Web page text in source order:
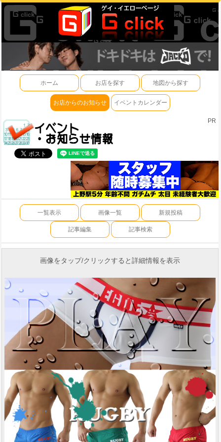
ホーム お店を探す 地図から探す
お店からのお知らせ イベントカレンダー
PR
一覧表示 画像一覧 新規投稿
記事編集 記事検索
画像をタップ/クリックすると詳細情報を表示